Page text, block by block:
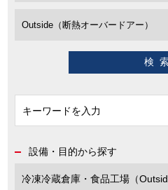
設備・目的から探す